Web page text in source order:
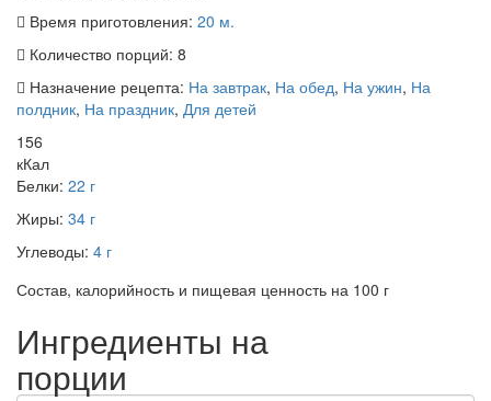
Время приготовления: 20 м.
Количество порций: 8
Назначение рецепта: На завтрак, На обед, На ужин, На
полдник, На праздник, Для детей
156
кКал
Белки: 22 г
Жиры: 34 г
Углеводы: 4 г
Состав, калорийность и пищевая ценность на 100 г
Ингредиенты на
порции